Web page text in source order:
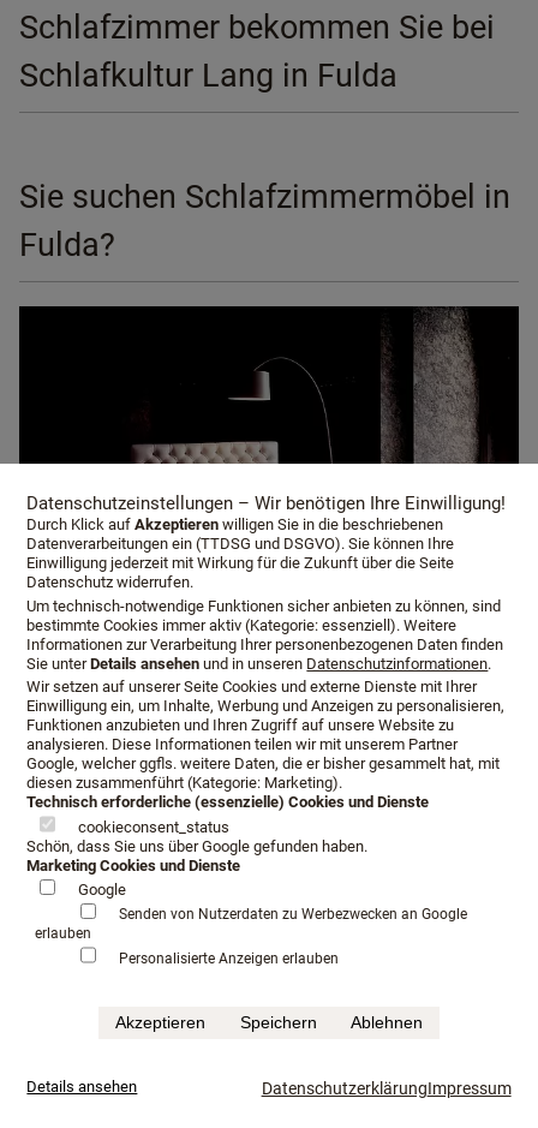
Schlafzimmer bekommen Sie bei
Schlafkultur Lang in Fulda
Sie suchen Schlafzimmermöbel in
Fulda?
Datenschutzeinstellungen – Wir benötigen Ihre Einwilligung!
Durch Klick aufAkzeptieren willigen Sie in die beschriebenen
Datenverarbeitungen ein (TTDSG und DSGVO). Sie können Ihre
Einwilligung jederzeit mit Wirkung für die Zukunft über die Seite
Datenschutz widerrufen.
Um technisch-notwendige Funktionen sicher anbieten zu können, sind
bestimmte Cookies immer aktiv (Kategorie: essenziell). Weitere
Informationen zur Verarbeitung Ihrer personenbezogenen Daten finden
Sie unterDetails ansehen und in unseren Datenschutzinformationen.
Wir setzen auf unserer Seite Cookies und externe Dienste mit Ihrer
Einwilligung ein, um Inhalte, Werbung und Anzeigen zu personalisieren,
Funktionen anzubieten und Ihren Zugriff auf unsere Website zu
analysieren. Diese Informationen teilen wir mit unserem Partner
Google, welcher ggfls. weitere Daten, die er bisher gesammelt hat, mit
diesen zusammenführt (Kategorie: Marketing).
Technisch erforderliche (essenzielle) Cookies und Dienste
cookieconsent_status
Schön, dass Sie uns über Google gefunden haben.
Marketing Cookies und Dienste
Google
Senden von Nutzerdaten zu Werbezwecken an Google
erlauben
Personalisierte Anzeigen erlauben
Akzeptieren Speichern Ablehnen
Details ansehen DatenschutzerklärungImpressum